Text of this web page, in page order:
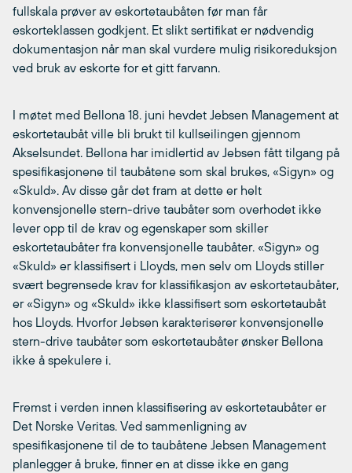
fullskala prøver av eskortetaubåten før man får
eskorteklassen godkjent. Et slikt sertifikat er nødvendig
dokumentasjon når man skal vurdere mulig risikoreduksjon
ved bruk av eskorte for et gitt farvann.
I møtet med Bellona 18. juni hevdet Jebsen Management at
eskortetaubåt ville bli brukt til kullseilingen gjennom
Akselsundet. Bellona har imidlertid av Jebsen fått tilgang på
spesifikasjonene til taubåtene som skal brukes, «Sigyn» og
«Skuld». Av disse går det fram at dette er helt
konvensjonelle stern-drive taubåter som overhodet ikke
lever opp til de krav og egenskaper som skiller
eskortetaubåter fra konvensjonelle taubåter. «Sigyn» og
«Skuld» er klassifisert i Lloyds, men selv om Lloyds stiller
svært begrensede krav for klassifikasjon av eskortetaubåter,
er «Sigyn» og «Skuld» ikke klassifisert som eskortetaubåt
hos Lloyds. Hvorfor Jebsen karakteriserer konvensjonelle
stern-drive taubåter som eskortetaubåter ønsker Bellona
ikke å spekulere i.
Fremst i verden innen klassifisering av eskortetaubåter er
Det Norske Veritas. Ved sammenligning av
spesifikasjonene til de to taubåtene Jebsen Management
planlegger å bruke, finner en at disse ikke en gang